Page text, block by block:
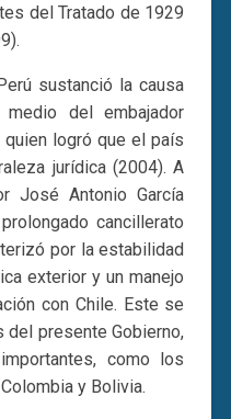
del Tratado de 1929
sustanció la causa
del embajador
quien logró que el país
jurídica (2004). A
José Antonio García
cancillerato
por la estabilidad
exterior y un manejo
con Chile. Este se
presente Gobierno,
como los
y Bolivia.